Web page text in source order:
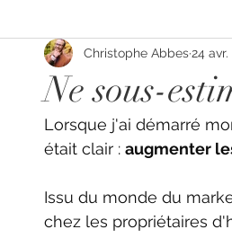
Se ressourcer S'informer
Ne sous-
Christophe Abbes24 avr.
Lorsque j'ai démarré
était clair : augmenter
Issu du monde du
chez les propriétaires